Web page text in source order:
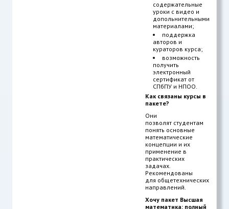
содержательные
уроки с видео и
допольнительными
материалами;
поддержка
авторов и
кураторов курса;
возможность
получить
электронный
сертификат от
СПбПУ и НПОО.
Как связаны курсы в
пакете?
Они
позволят студентам
понять основные
математические
концепции и их
применение в
практических
задачах.
Рекомендованы
для общетехнических
направлений.
Хочу пакет Высшая
математика: полный